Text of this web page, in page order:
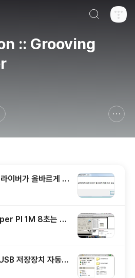
:: Grooving
이버가 올바르게 작
PI 1M 8초는 정
저장장치 자동